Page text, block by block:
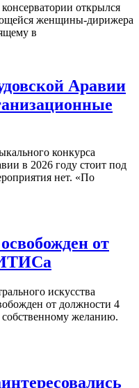
открылся
женщины-дирижера
в
Аравии
конкурса
в 2026 году стоит под
нет. «По
от
искусства
от должности 4
собственному желанию.